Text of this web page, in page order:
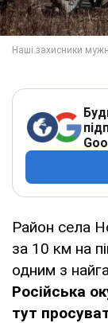
Район села
за 10 км на
одним з
Російська
тут